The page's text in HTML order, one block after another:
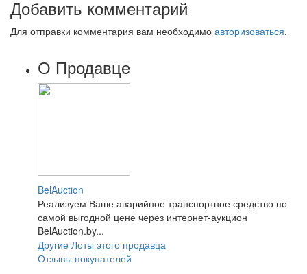
Добавить комментарий
Для отправки комментария вам необходимо авторизоваться.
О Продавце
BelAuction
Реализуем Ваше аварийное транспортное средство по
самой выгодной цене через интернет-аукцион
BelAuction.by...
Другие Лоты этого продавца
Отзывы покупателей